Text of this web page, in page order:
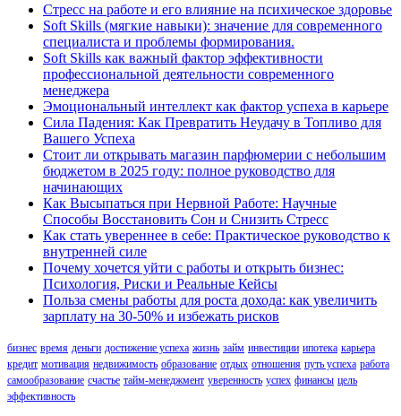
Стресс на работе и его влияние на психическое здоровье
Soft Skills (мягкие навыки): значение для современного
специалиста и проблемы формирования.
Soft Skills как важный фактор эффективности
профессиональной деятельности современного
менеджера
Эмоциональный интеллект как фактор успеха в карьере
Сила Падения: Как Превратить Неудачу в Топливо для
Вашего Успеха
Стоит ли открывать магазин парфюмерии с небольшим
бюджетом в 2025 году: полное руководство для
начинающих
Как Высыпаться при Нервной Работе: Научные
Способы Восстановить Сон и Снизить Стресс
Как стать увереннее в себе: Практическое руководство к
внутренней силе
Почему хочется уйти с работы и открыть бизнес:
Психология, Риски и Реальные Кейсы
Польза смены работы для роста дохода: как увеличить
зарплату на 30-50% и избежать рисков
бизнес время деньги достижение успеха жизнь займ инвестиции ипотека карьера
кредит мотивация недвижимость образование отдых отношения путь успеха работа
самообразование счастье тайм-менеджмент уверенность успех финансы цель
эффективность